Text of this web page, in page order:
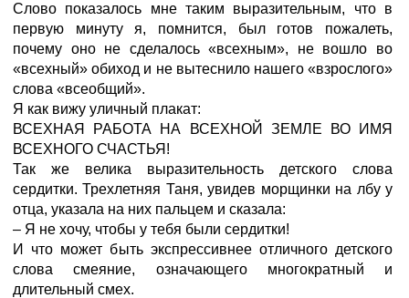
Слово показалось мне таким выразительным, что в
первую минуту я, помнится, был готов пожалеть,
почему оно не сделалось «всехным», не вошло во
«всехный» обиход и не вытеснило нашего «взрослого»
слова «всеобщий».
Я как вижу уличный плакат:
ВСЕХНАЯ РАБОТА НА ВСЕХНОЙ ЗЕМЛЕ ВО ИМЯ
ВСЕХНОГО СЧАСТЬЯ!
Так же велика выразительность детского слова
сердитки. Трехлетняя Таня, увидев морщинки на лбу у
отца, указала на них пальцем и сказала:
– Я не хочу, чтобы у тебя были сердитки!
И что может быть экспрессивнее отличного детского
слова смеяние, означающего многократный и
длительный смех.